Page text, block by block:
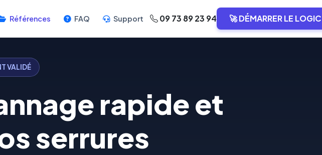
Références FAQ Support 09 73 89 23 94 🚀 DÉMARRER LE
VALIDÉ
rapide et
serrures